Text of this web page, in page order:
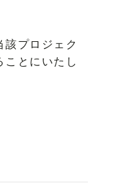
プロジェク
ことにいたし